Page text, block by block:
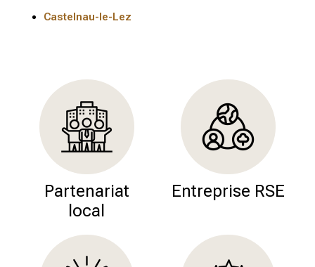
Castelnau-le-Lez
Partenariat
local
Entreprise RSE